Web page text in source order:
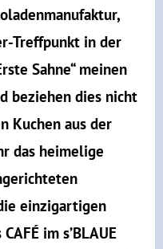
Treffpunkt in der
Sahne“ meinen
beziehen dies nicht
Kuchen aus der
das heimelige
einzigartigen
im s’BLAUE